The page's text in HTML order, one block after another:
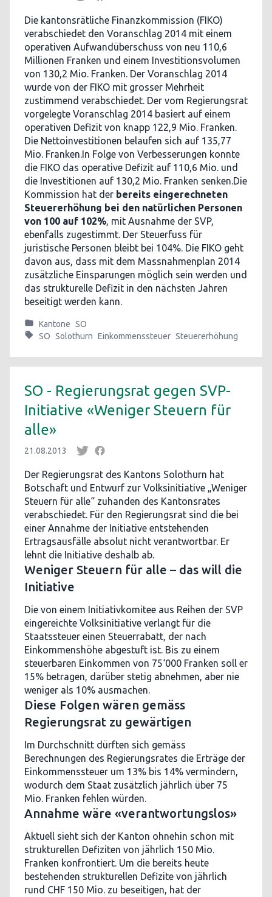
Die kantonsrätliche Finanzkommission (FIKO)
verabschiedet den Voranschlag 2014 mit einem
operativen Aufwandüberschuss von neu 110,6
Millionen Franken und einem Investitionsvolumen
von 130,2 Mio. Franken. Der Voranschlag 2014
wurde von der FIKO mit grosser Mehrheit
zustimmend verabschiedet. Der vom Regierungsrat
vorgelegte Voranschlag 2014 basiert auf einem
operativen Defizit von knapp 122,9 Mio. Franken.
Die Nettoinvestitionen belaufen sich auf 135,77
Mio. Franken.In Folge von Verbesserungen konnte
die FIKO das operative Defizit auf 110,6 Mio. und
die Investitionen auf 130,2 Mio. Franken senken.Die
Kommission hat der bereits eingerechneten
Steuererhöhung bei den natürlichen Personen
von 100 auf 102%, mit Ausnahme der SVP,
ebenfalls zugestimmt. Der Steuerfuss für
juristische Personen bleibt bei 104%. Die FIKO geht
davon aus, dass mit dem Massnahmenplan 2014
zusätzliche Einsparungen möglich sein werden und
das strukturelle Defizit in den nächsten Jahren
beseitigt werden kann.
Kantone SO
SO Solothurn Einkommenssteuer Steuererhöhung
SO - Regierungsrat gegen SVP-
Initiative «Weniger Steuern für
alle»
21.08.2013
Der Regierungsrat des Kantons Solothurn hat
Botschaft und Entwurf zur Volksinitiative „Weniger
Steuern für alle“ zuhanden des Kantonsrates
verabschiedet. Für den Regierungsrat sind die bei
einer Annahme der Initiative entstehenden
Ertragsausfälle absolut nicht verantwortbar. Er
lehnt die Initiative deshalb ab.
Weniger Steuern für alle – das will die
Initiative
Die von einem Initiativkomitee aus Reihen der SVP
eingereichte Volksinitiative verlangt für die
Staatssteuer einen Steuerrabatt, der nach
Einkommenshöhe abgestuft ist. Bis zu einem
steuerbaren Einkommen von 75‘000 Franken soll er
15% betragen, darüber stetig abnehmen, aber nie
weniger als 10% ausmachen.
Diese Folgen wären gemäss
Regierungsrat zu gewärtigen
Im Durchschnitt dürften sich gemäss
Berechnungen des Regierungsrates die Erträge der
Einkommenssteuer um 13% bis 14% vermindern,
wodurch dem Staat zusätzlich jährlich über 75
Mio. Franken fehlen würden.
Annahme wäre «verantwortungslos»
Aktuell sieht sich der Kanton ohnehin schon mit
strukturellen Defiziten von jährlich 150 Mio.
Franken konfrontiert. Um die bereits heute
bestehenden strukturellen Defizite von jährlich
rund CHF 150 Mio. zu beseitigen, hat der